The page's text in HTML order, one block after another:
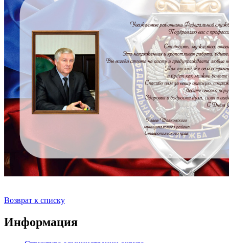
Возврат к списку
Информация